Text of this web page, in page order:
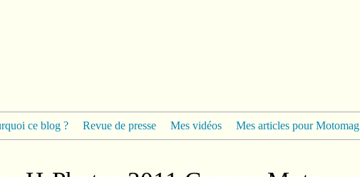
ce blog ? Revue de presse Mes vidéos Mes articles pour Motomag